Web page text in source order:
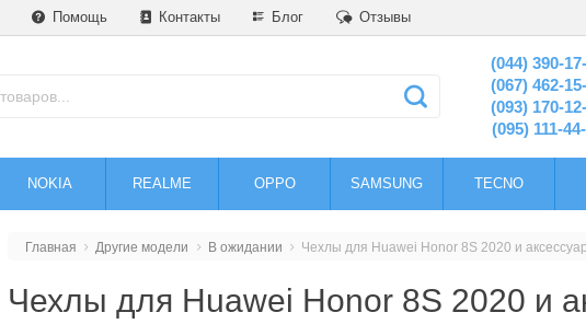
Помощь Контакты Блог Отзывы
(044) 390-
(067) 462-
(093) 170-
(095) 111-
NOKIA REALME OPPO SAMSUNG TECNO
Главная Другие модели В ожидании Чехлы для Huawei Honor 8S 2020 и
Чехлы для Huawei Honor 8S 2020 и